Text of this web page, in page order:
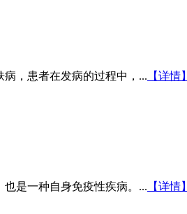
，患者在发病的过程中，... 【详情】
是一种自身免疫性疾病。... 【详情】